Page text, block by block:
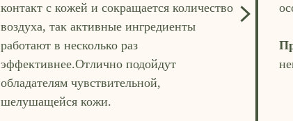
контакт с кожей и сокращается количество
воздуха, так активные ингредиенты
работают в несколько раз
эффективнее.Отлично подойдут
обладателям чувствительной,
шелушащейся кожи.